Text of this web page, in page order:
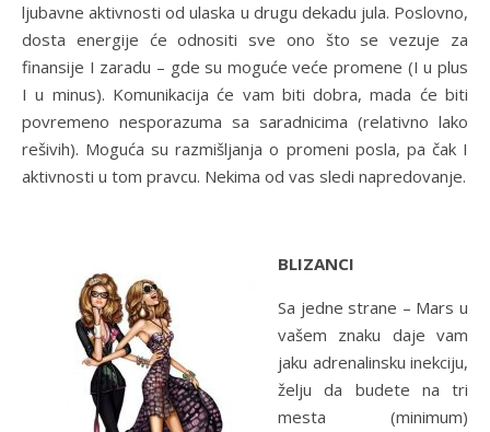
ljubavne aktivnosti od ulaska u drugu dekadu jula. Poslovno,
dosta energije će odnositi sve ono što se vezuje za
finansije I zaradu – gde su moguće veće promene (I u plus
I u minus). Komunikacija će vam biti dobra, mada će biti
povremeno nesporazuma sa saradnicima (relativno lako
rešivih). Moguća su razmišljanja o promeni posla, pa čak I
aktivnosti u tom pravcu. Nekima od vas sledi napredovanje.
BLIZANCI
Sa jedne strane – Mars u
vašem znaku daje vam
jaku adrenalinsku inekciju,
želju da budete na tri
mesta (minimum)